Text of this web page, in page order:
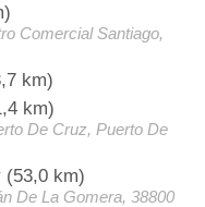
Comercial Santiago,
km)
km)
De Cruz, Puerto De
(53,0 km)
De La Gomera, 38800